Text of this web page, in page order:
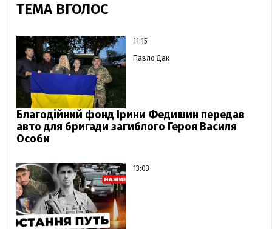
ТЕМА ВГОЛОС
11:15
Павло Дак
Благодійний фонд Ірини Федишин передав
авто для бригади загиблого Героя Василя
Особи
13:03